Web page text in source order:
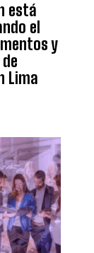
está
el
y
Lima